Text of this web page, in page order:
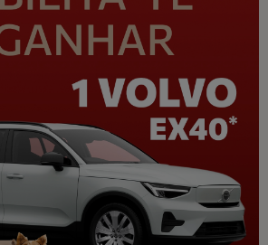
sáb. exceto feriados
Política de Privacidade Contacte-nos
NESTLÉ Mapa do site